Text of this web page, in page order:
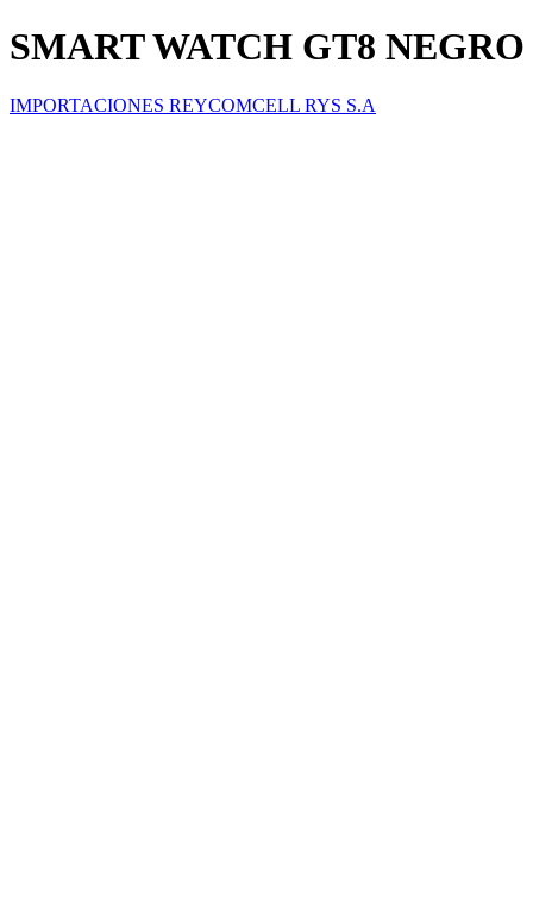
SMART WATCH GT8 NEGRO
IMPORTACIONES REYCOMCELL RYS S.A